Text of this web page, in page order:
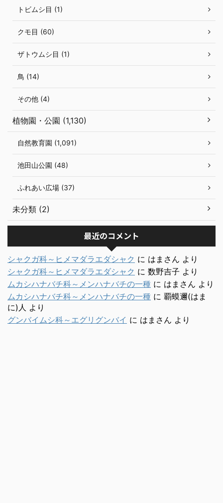
トビムシ目 (1)
クモ目 (60)
ザトウムシ目 (1)
鳥 (14)
その他 (4)
植物園・公園 (1,130)
自然教育園 (1,091)
池田山公園 (48)
ふれあい広場 (37)
未分類 (2)
最近のコメント
シャクガ科～ヒメマダラエダシャク に はまさん より
シャクガ科～ヒメマダラエダシャク に 数野吉子 より
ムカシハナバチ科～メンハナバチの一種 に はまさん より
ムカシハナバチ科～メンハナバチの一種 に 覇蟆邇(はま
に)人 より
グンバイムシ科～エグリグンバイ に はまさん より